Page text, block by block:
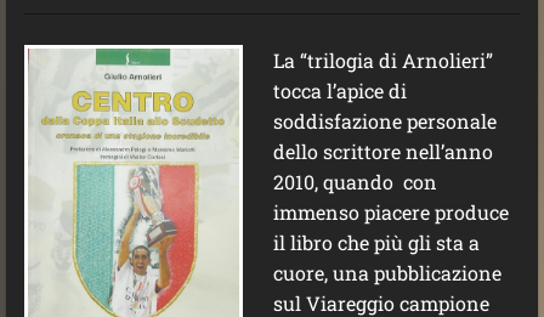
La “trilogia di Arnolieri”
tocca l’apice di
soddisfazione personale
dello scrittore nell’anno
2010, quando con
immenso piacere produce
il libro che più gli sta a
cuore, una pubblicazione
sul Viareggio campione